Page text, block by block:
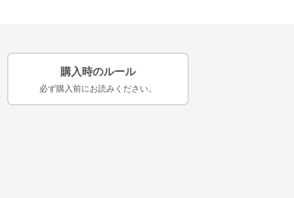
購入時のルール
必ず購入前にお読みください。